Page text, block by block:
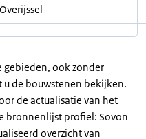
Overijssel
gebieden, ook zonder
de bouwstenen bekijken.
de actualisatie van het
bronnenlijst profiel: Sovon
overzicht van